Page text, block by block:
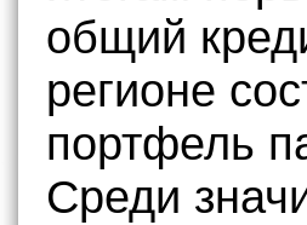
общий
регионе
портфель
Среди